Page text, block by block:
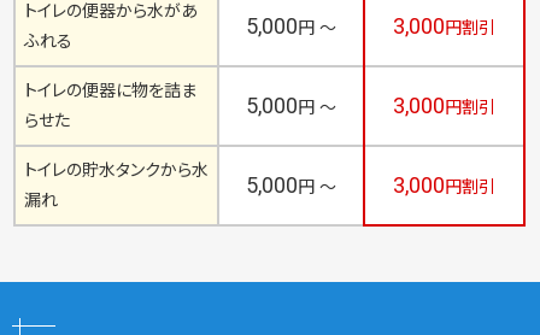
トイレの便器から水があ
ふれる
5,000円 ～ 3,000円割引
トイレの便器に物を詰ま
らせた
5,000円 ～ 3,000円割引
トイレの貯水タンクから水
漏れ
5,000円 ～ 3,000円割引